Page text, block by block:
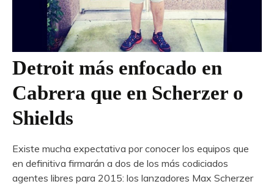
Detroit más enfocado en
Cabrera que en Scherzer o
Shields
Existe mucha expectativa por conocer los equipos que
en definitiva firmarán a dos de los más codiciados
agentes libres para 2015: los lanzadores Max Scherzer